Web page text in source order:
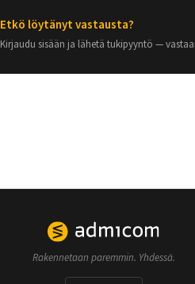
Etkö löytänyt vastausta?
Kirjaudu sisään ja lähetä tukipyyntö —
Rakennetaan paremmin. Yhdessä.